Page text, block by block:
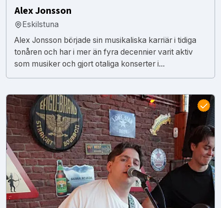
Alex Jonsson
Eskilstuna
Alex Jonsson började sin musikaliska karriär i tidiga
tonåren och har i mer än fyra decennier varit aktiv
som musiker och gjort otaliga konserter i...